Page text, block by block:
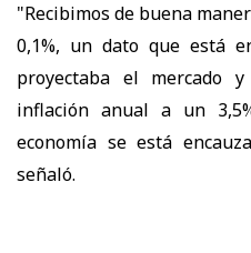
"Recibimos de buena
0,1%, un dato que está
proyectaba el mercado
inflación anual a un
economía se está
señaló.